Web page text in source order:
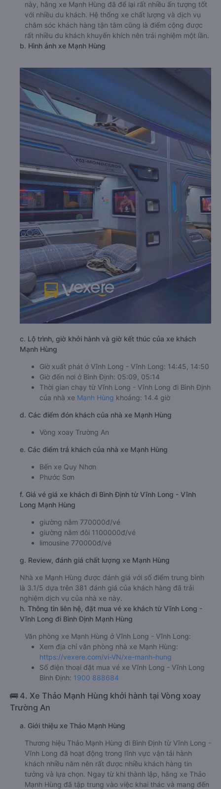
này, hãng xe Mạnh Hùng đã để lại rất nhiều ấn tượng tốt
với nhiều du khách. Hệ thống xe chất lượng và dịch vụ
chăm sóc khách hàng tận tâm cũng là điểm cộng được
rất nhiều du khách khuyến khích nên trải nghiệm một lần.
b. Hình ảnh xe Mạnh Hùng
c. Lộ trình, giờ khởi hành và giờ kết thúc của xe khách
Mạnh Hùng
Giờ xuất phát ở Vĩnh Long - Vĩnh Long: 14:45, 14:50
Giờ đến nơi ở Bình Định: 05:09, 05:14
Thời gian chạy từ Vĩnh Long - Vĩnh Long đi Bình Định
của nhà xe Mạnh Hùng khoảng: 14.4 giờ
d. Các điểm đón khách của nhà xe Mạnh Hùng
Vòng xoay Trường An
e. Các điểm trả khách của nhà xe Mạnh Hùng
Bến xe Quy Nhơn
Phước Sơn
f. Giá vé giá xe khách đi Bình Định từ Vĩnh Long - Vĩnh
Long Mạnh Hùng
giường nằm 770000đ/vé
giường nằm đôi 1100000đ/vé
limousine 770000đ/vé
g. Review, đánh giá chất lượng xe Mạnh Hùng
Nhà xe Mạnh Hùng được đánh giá với số điểm trung bình
là 3.1/5 dựa trên 381 đánh giá của khách hàng đã trải
nghiệm dịch vụ của nhà xe này.
h. Thông tin liên hệ, đặt mua vé xe khách từ Vĩnh Long -
Vĩnh Long đi Bình Định Mạnh Hùng
Văn phòng xe Mạnh Hùng ở Vĩnh Long - Vĩnh Long:
Xem địa chỉ văn phòng nhà xe Mạnh Hùng:
https://vexere.com/vi-VN/xe-manh-hung
Số điện thoại đặt mua vé xe Vĩnh Long - Vĩnh Long
Bình Định: 1900 888684
🚌 4. Xe Thảo Mạnh Hùng khởi hành tại Vòng xoay
Trường An
a. Giới thiệu xe Thảo Mạnh Hùng
Thương hiệu Thảo Mạnh Hùng đi Bình Định từ Vĩnh Long -
Vĩnh Long đã hoạt động trong lĩnh vực vận tải hành
khách nhiều năm nên rất được nhiều khách hàng tin
tưởng và lựa chọn. Ngay từ khi thành lập, hãng xe Thảo
Mạnh Hùng đã tập trung vào việc khai thác và mang đến